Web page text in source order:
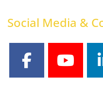
Social Media &
facebook